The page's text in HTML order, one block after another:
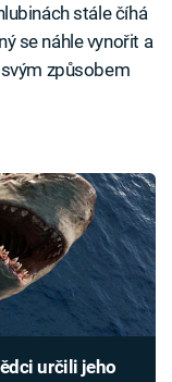
stále číhá
se náhle vynořit a
způsobem
určili jeho